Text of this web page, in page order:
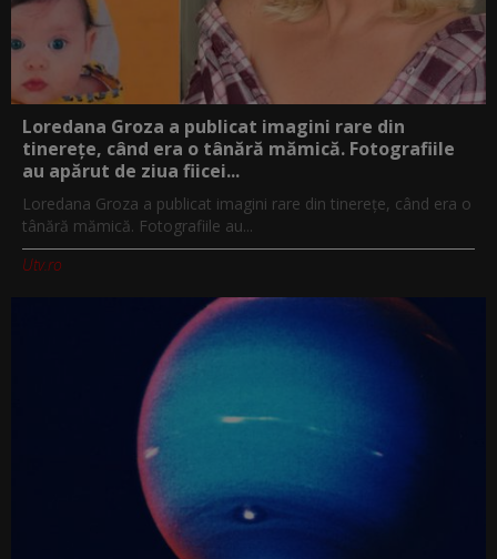
Loredana Groza a publicat imagini rare din
tinerețe, când era o tânără mămică. Fotografiile
au apărut de ziua fiicei...
Loredana Groza a publicat imagini rare din tinerețe, când era o
tânără mămică. Fotografiile au...
Utv.ro